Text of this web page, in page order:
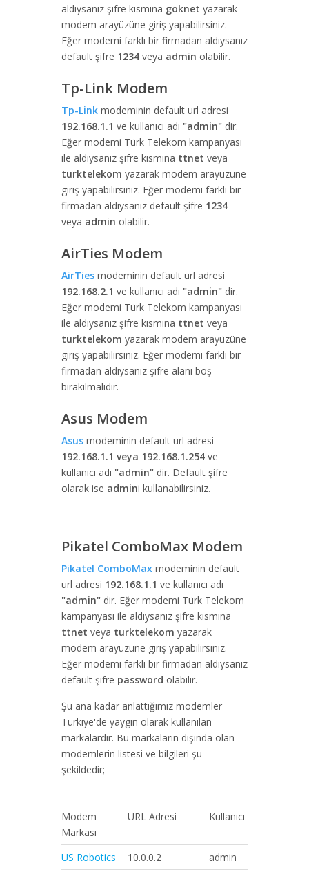
aldıysanız şifre kısmına goknet yazarak
modem arayüzüne giriş yapabilirsiniz.
Eğer modemi farklı bir firmadan aldıysanız
default şifre 1234 veya admin olabilir.
Tp-Link Modem
Tp-Link modeminin default url adresi
192.168.1.1 ve kullanıcı adı "admin" dir.
Eğer modemi Türk Telekom kampanyası
ile aldıysanız şifre kısmına ttnet veya
turktelekom yazarak modem arayüzüne
giriş yapabilirsiniz. Eğer modemi farklı bir
firmadan aldıysanız default şifre 1234
veya admin olabilir.
AirTies Modem
AirTies modeminin default url adresi
192.168.2.1 ve kullanıcı adı "admin" dir.
Eğer modemi Türk Telekom kampanyası
ile aldıysanız şifre kısmına ttnet veya
turktelekom yazarak modem arayüzüne
giriş yapabilirsiniz. Eğer modemi farklı bir
firmadan aldıysanız şifre alanı boş
bırakılmalıdır.
Asus Modem
Asus modeminin default url adresi
192.168.1.1 veya 192.168.1.254 ve
kullanıcı adı "admin" dir. Default şifre
olarak ise admini kullanabilirsiniz.
Pikatel ComboMax Modem
Pikatel ComboMax modeminin default
url adresi 192.168.1.1 ve kullanıcı adı
"admin" dir. Eğer modemi Türk Telekom
kampanyası ile aldıysanız şifre kısmına
ttnet veya turktelekom yazarak
modem arayüzüne giriş yapabilirsiniz.
Eğer modemi farklı bir firmadan aldıysanız
default şifre password olabilir.
Şu ana kadar anlattığımız modemler
Türkiye'de yaygın olarak kullanılan
markalardır. Bu markaların dışında olan
modemlerin listesi ve bilgileri şu
şekildedir;
Modem
Markası
URL Adresi Kullanıcı
US Robotics 10.0.0.2 admin